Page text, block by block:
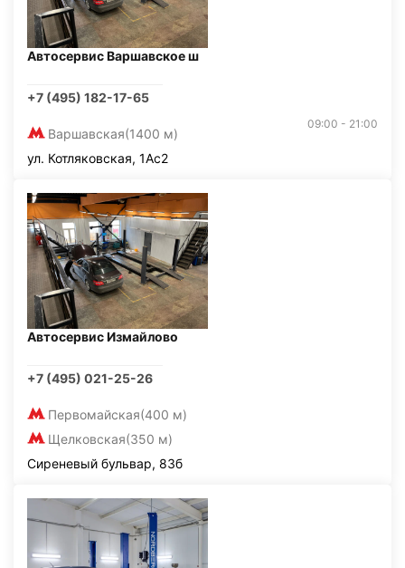
Автосервис Варшавское ш
+7 (495) 182-17-65
Варшавская(1400 м)
09:00 - 21:00
ул. Котляковская, 1Ас2
Автосервис Измайлово
+7 (495) 021-25-26
Первомайская(400 м)
Щелковская(350 м)
Сиреневый бульвар, 83б